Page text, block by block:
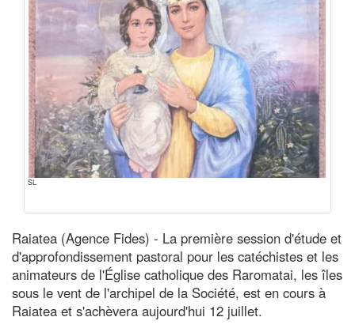
SL
Raiatea (Agence Fides) - La première session d'étude et
d'approfondissement pastoral pour les catéchistes et les
animateurs de l'Église catholique des Raromatai, les îles
sous le vent de l'archipel de la Société, est en cours à
Raiatea et s'achèvera aujourd'hui 12 juillet.